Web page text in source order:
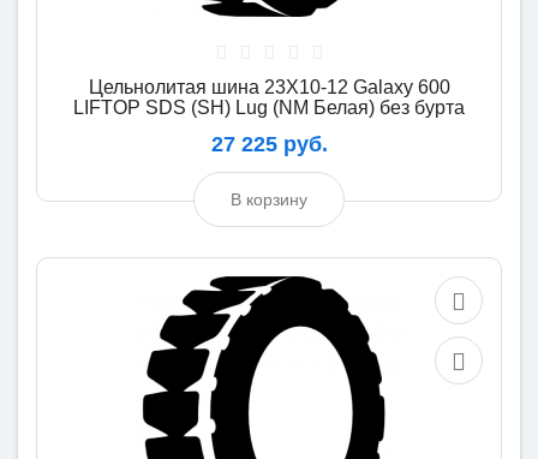
Цельнолитая шина 23X10-12 Galaxy 600
LIFTOP SDS (SH) Lug (NM Белая) без бурта
27 225 руб.
В корзину